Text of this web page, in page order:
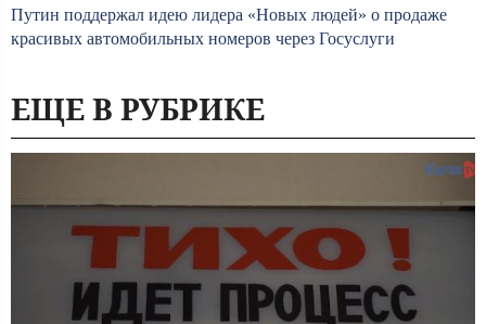
Путин поддержал идею лидера «Новых людей» о продаже
красивых автомобильных номеров через Госуслуги
ЕЩЕ В РУБРИКЕ